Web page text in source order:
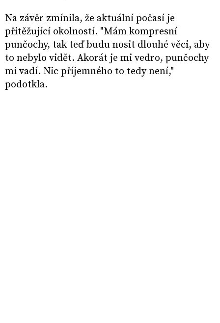
Na závěr zmínila, že aktuální počasí je
přitěžující okolností. "Mám kompresní
punčochy, tak teď budu nosit dlouhé věci, aby
to nebylo vidět. Akorát je mi vedro, punčochy
mi vadí. Nic příjemného to tedy není,"
podotkla.